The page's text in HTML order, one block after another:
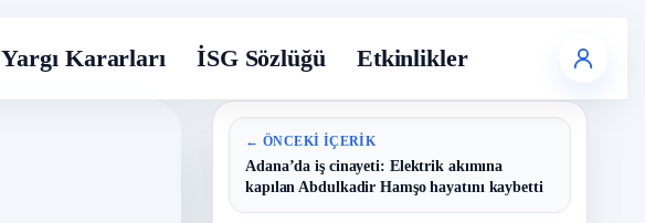
Yargı Kararları İSG Sözlüğü Etkinlikler
← ÖNCEKI İÇERIK
Adana’da iş cinayeti: Elektrik akımına
kapılan Abdulkadir Hamşo hayatını kaybetti